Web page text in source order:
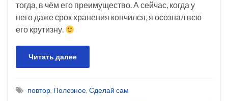
тогда, в чём его преимущество. А сейчас, когда у
него даже срок хранения кончился, я осознал всю
его крутизну.
Читать далее
повтор, Полезное, Сделай сам